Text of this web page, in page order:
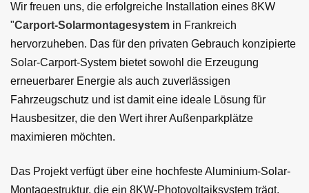
Wir freuen uns, die erfolgreiche Installation eines 8KW
"Carport-Solarmontagesystem in Frankreich
hervorzuheben. Das für den privaten Gebrauch konzipierte
Solar-Carport-System bietet sowohl die Erzeugung
erneuerbarer Energie als auch zuverlässigen
Fahrzeugschutz und ist damit eine ideale Lösung für
Hausbesitzer, die den Wert ihrer Außenparkplätze
maximieren möchten.
Das Projekt verfügt über eine hochfeste Aluminium-Solar-
Montagestruktur, die ein 8KW-Photovoltaiksystem trägt.